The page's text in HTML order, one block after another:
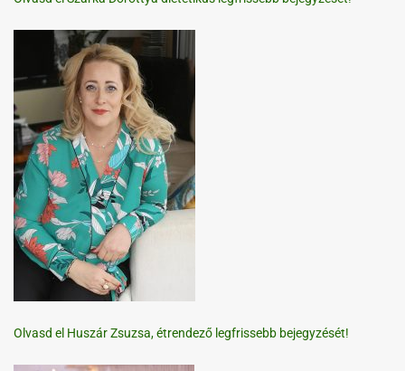
Olvasd el Huszár Zsuzsa, étrendező legfrissebb bejegyzését!